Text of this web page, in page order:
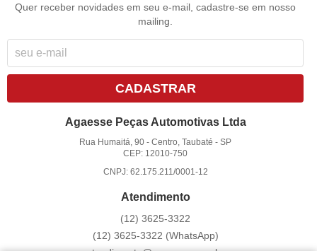
Quer receber novidades em seu e-mail, cadastre-se em nosso
mailing.
CADASTRAR
Agaesse Peças Automotivas Ltda
Rua Humaitá, 90 -Centro, Taubaté -SP
CEP: 12010-750
CNPJ: 62.175.211/0001-12
Atendimento
(12) 3625-3322
(12) 3625-3322 (WhatsApp)